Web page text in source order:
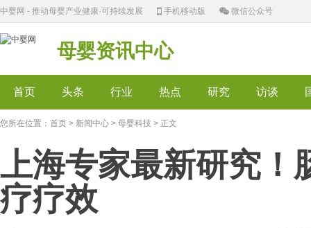
中婴网 - 推动母婴产业健康·可持续发展 手机移动版 微信公众号
母婴资讯中心
首页 头条 行业 热点 研究 访谈
您所在位置： 首页 > 新闻中心 > 母婴科技 > 正文
上海专家最新研究！
疗疗效